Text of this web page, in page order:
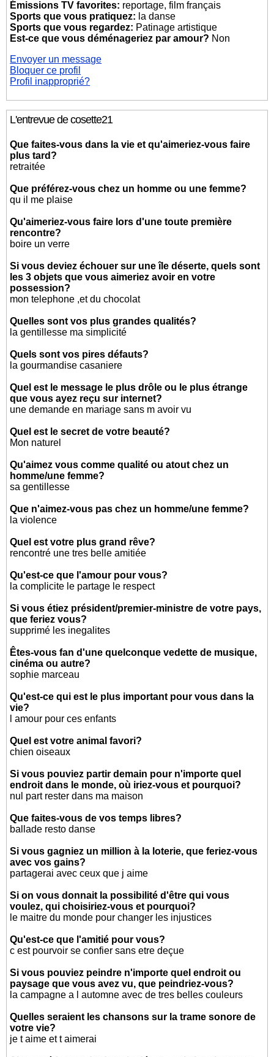
Émissions TV favorites: reportage, film français
Sports que vous pratiquez: la danse
Sports que vous regardez: Patinage artistique
Est-ce que vous déménageriez par amour? Non
Envoyer un message
Bloquer ce profil
Profil inapproprié?
L'entrevue de cosette21
Que faites-vous dans la vie et qu'aimeriez-vous faire
plus tard?
retraitée
Que préférez-vous chez un homme ou une femme?
qu il me plaise
Qu'aimeriez-vous faire lors d'une toute première
rencontre?
boire un verre
Si vous deviez échouer sur une île déserte, quels sont
les 3 objets que vous aimeriez avoir en votre
possession?
mon telephone ,et du chocolat
Quelles sont vos plus grandes qualités?
la gentillesse ma simplicité
Quels sont vos pires défauts?
la gourmandise casaniere
Quel est le message le plus drôle ou le plus étrange
que vous ayez reçu sur internet?
une demande en mariage sans m avoir vu
Quel est le secret de votre beauté?
Mon naturel
Qu'aimez vous comme qualité ou atout chez un
homme/une femme?
sa gentillesse
Que n'aimez-vous pas chez un homme/une femme?
la violence
Quel est votre plus grand rêve?
rencontré une tres belle amitiée
Qu'est-ce que l'amour pour vous?
la complicite le partage le respect
Si vous étiez président/premier-ministre de votre pays,
que feriez vous?
supprimé les inegalites
Êtes-vous fan d'une quelconque vedette de musique,
cinéma ou autre?
sophie marceau
Qu'est-ce qui est le plus important pour vous dans la
vie?
l amour pour ces enfants
Quel est votre animal favori?
chien oiseaux
Si vous pouviez partir demain pour n'importe quel
endroit dans le monde, où iriez-vous et pourquoi?
nul part rester dans ma maison
Que faites-vous de vos temps libres?
ballade resto danse
Si vous gagniez un million à la loterie, que feriez-vous
avec vos gains?
partagerai avec ceux que j aime
Si on vous donnait la possibilité d'être qui vous
voulez, qui choisiriez-vous et pourquoi?
le maitre du monde pour changer les injustices
Qu'est-ce que l'amitié pour vous?
c est pourvoir se confier sans etre deçue
Si vous pouviez peindre n'importe quel endroit ou
paysage que vous avez vu, que peindriez-vous?
la campagne a l automne avec de tres belles couleurs
Quelles seraient les chansons sur la trame sonore de
votre vie?
je t aime et t aimerai